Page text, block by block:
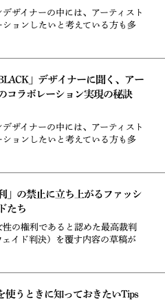
デザイナーの中には、アーティスト
ションしたいと考えている方も多
」デザイナーに聞く、アー
コラボレーション実現の秘訣
デザイナーの中には、アーティスト
ションしたいと考えている方も多
」の禁止に立ち上がるファッシ
たち
の権利であると認めた最高裁判
イド判決）を覆す内容の草稿が
使うときに知っておきたいTips